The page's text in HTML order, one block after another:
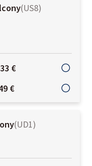
(US8)
€
€
(UD1)